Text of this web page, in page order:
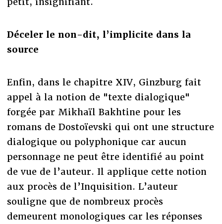
Déceler le non-dit, l’implicite dans la
source
Enfin, dans le chapitre XIV, Ginzburg fait
appel à la notion de "texte dialogique"
forgée par Mikhaïl Bakhtine pour les
romans de Dostoïevski qui ont une structure
dialogique ou polyphonique car aucun
personnage ne peut être identifié au point
de vue de l’auteur. Il applique cette notion
aux procès de l’Inquisition. L’auteur
souligne que de nombreux procès
demeurent monologiques car les réponses